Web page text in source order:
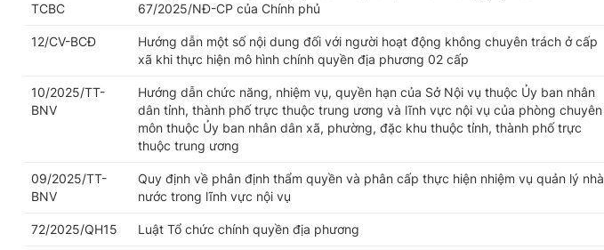
TCBC
67/2025/NĐ-CP của Chính phủ
12/CV-BCĐ
Hướng dẫn một số nội dung đối với người hoạt động không chuyên trách ở cấp
xã khi thực hiện mô hình chính quyền địa phương 02 cấp
10/2025/TT-
BNV
Hướng dẫn chức năng, nhiệm vụ, quyền hạn của Sở Nội vụ thuộc Ủy ban nhân
dân tỉnh, thành phố trực thuộc trung ương và lĩnh vực nội vụ của phòng chuyên
môn thuộc Ủy ban nhân dân xã, phường, đặc khu thuộc tỉnh, thành phố trực
thuộc trung ương
09/2025/TT-
BNV
Quy định về phân định thẩm quyền và phân cấp thực hiện nhiệm vụ quản lý nhà
nước trong lĩnh vực nội vụ
72/2025/QH15 Luật Tổ chức chính quyền địa phương